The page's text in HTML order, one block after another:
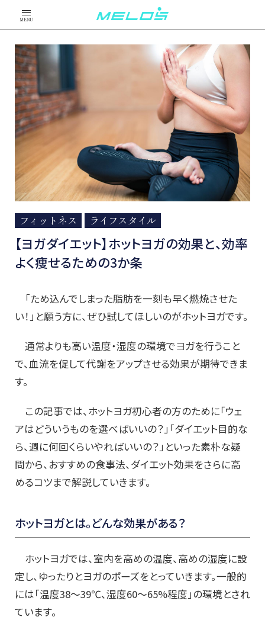
MENU
フィットネス ライフスタイル
【ヨガダイエット】ホットヨガの効果と、効率
よく痩せるための3か条
「ため込んでしまった脂肪を一刻も早く燃焼させた
い！」と願う方に、ぜひ試してほしいのがホットヨガです。
通常よりも高い温度・湿度の環境でヨガを行うこと
で、血流を促して代謝をアップさせる効果が期待できま
す。
この記事では、ホットヨガ初心者の方のために「ウェ
アはどういうものを選べばいいの？」「ダイエット目的な
ら、週に何回くらいやればいいの？」といった素朴な疑
問から、おすすめの食事法、ダイエット効果をさらに高
めるコツまで解説していきます。
ホットヨガとは。どんな効果がある？
ホットヨガでは、室内を高めの温度、高めの湿度に設
定し、ゆったりとヨガのポーズをとっていきます。一般的
には「温度38～39℃、湿度60～65%程度」の環境とされ
ています。